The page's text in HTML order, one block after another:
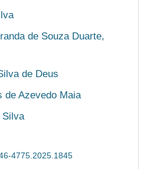
de Souza Duarte,
de Deus
de Azevedo Maia
Silva
4775.2025.1845